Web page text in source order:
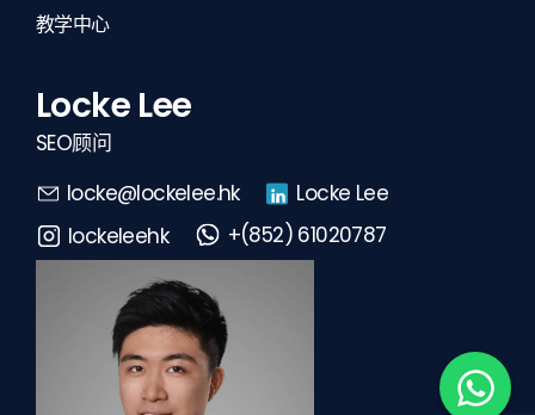
教学中心
Locke Lee
SEO顾问
locke@lockelee.hk
Locke Lee
lockeleehk
+(852) 61020787